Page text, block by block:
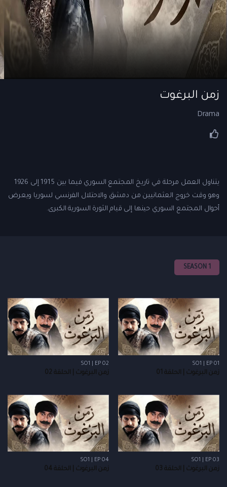
زمن البرغوت
Drama
يتناول العمل مرحلة في تاريخ المجتمع السوري فيما بين 1915 إلى 1926
وهو وقت خروج العثمانيين من دمشق والاحتلال الفرنسي لسوريا ويعرض
أحوال المجتمع السوري حينها إلى قيام الثورة السورية الكبرى.
SEASON 1
SO1 | EP 01
زمن البرغوث | الحلقة 01
SO1 | EP 02
زمن البرغوث | الحلقة 02
SO1 | EP 03
زمن البرغوث | الحلقة 03
SO1 | EP 04
زمن البرغوث | الحلقة 04